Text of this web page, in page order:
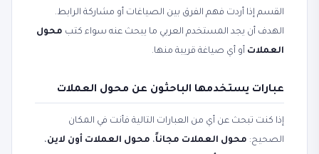
القسم إذا أردت فهم الفرق بين الصياغات أو مشاركة الرابط.
الهدف أن يجد المستخدم العربي ما يبحث عنه سواء كتب محول
العملات أو أي صياغة قريبة منها.
عبارات يستخدمها الباحثون عن محول العملات
إذا كنت تبحث عن أي من العبارات التالية فأنت في المكان
الصحيح: محول العملات مجاناً، محول العملات أون لاين،